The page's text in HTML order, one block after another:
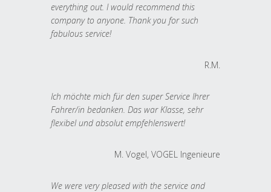
everything out. I would recommend this
company to anyone. Thank you for such
fabulous service!
R.M.
Ich möchte mich für den super Service Ihrer
Fahrer/in bedanken. Das war Klasse, sehr
flexibel und absolut empfehlenswert!
M. Vogel, VOGEL Ingenieure
We were very pleased with the service and